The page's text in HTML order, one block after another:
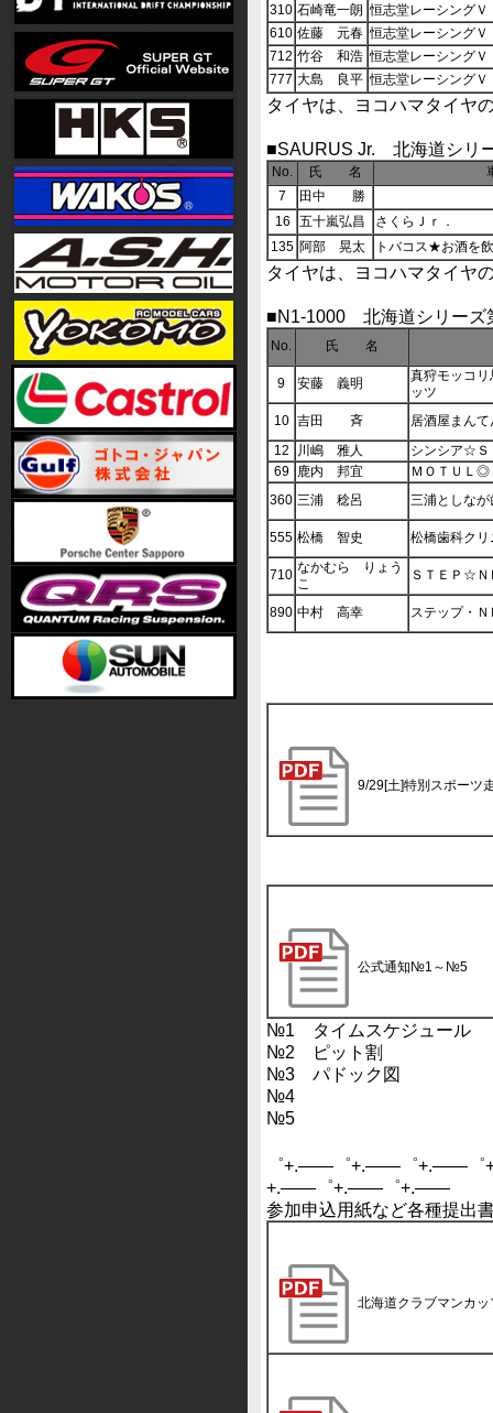
310 石崎竜一朗 恒志堂レーシング
610 佐藤 元春 恒志堂レーシング
712 竹谷 和浩 恒志堂レーシング
777 大島 良平 恒志堂レーシング
タイヤは、ヨコハマタイヤ
■SAURUS Jr. 北海道シリ
No. 氏 名
7
田中 勝
16
五十嵐弘昌
さくらＪｒ．
135 阿部 晃太 トバコス★お酒を
タイヤは、ヨコハマタイヤ
■N1-1000 北海道シリーズ
No. 氏 名
9 安藤 義明
真狩モッコ
ッツ
10 吉田 斉
居酒屋まん
12
川嶋 雅人
シンシア☆Ｓ
69
鹿内 邦宜
ＭＯＴＵＬ
360 三浦 稔呂 三浦としな
555 松橋 智史 松橋歯科ク
710 なかむら りょう
こ
ＳＴＥＰ☆
890 中村 高幸 ステップ・
9/29[土]特別スポーツ
公式通知№1～№5
№1 タイムスケジュール
№2 ピット割
№3 パドック図
№4
№5
゜+.――゜+.――゜+.――
+.――゜+.――゜+.――
参加申込用紙など各種提出
北海道クラブマンカ